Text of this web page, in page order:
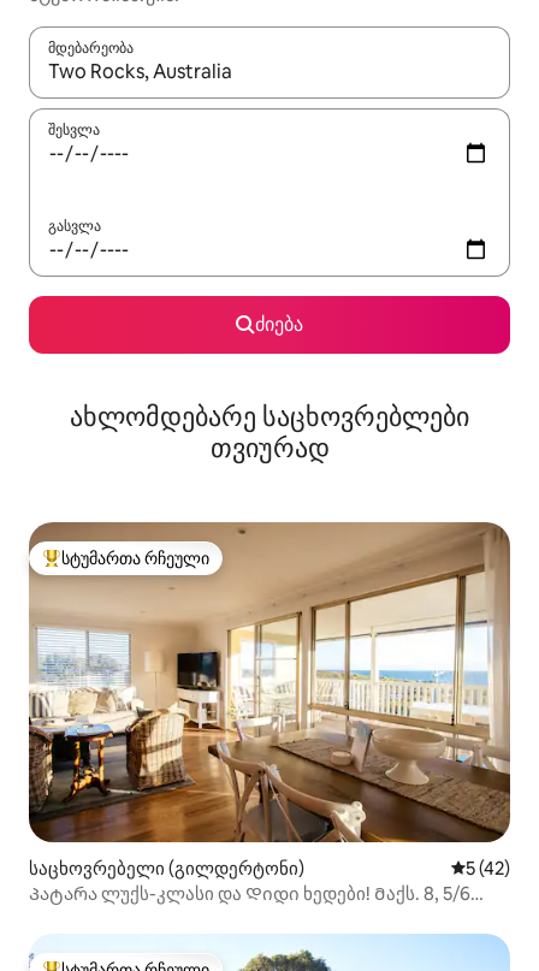
მდებარეობა
როცა შედეგები ხელმისაწვდომი გახდება, ნავიგაციისთვის
შესვლა
გასვლა
ძიება
ახლომდებარე საცხოვრებლები
თვიურად
სტუმართა რჩეული მოწინავე ვარიანტი
სტუმართა რჩეული
საცხოვრებელი (გილდერტონი) საშუალო
5 (42)
Პატარა ლუქს-კლასი და Დიდი ხედები! Მაქს. 8, 5/6